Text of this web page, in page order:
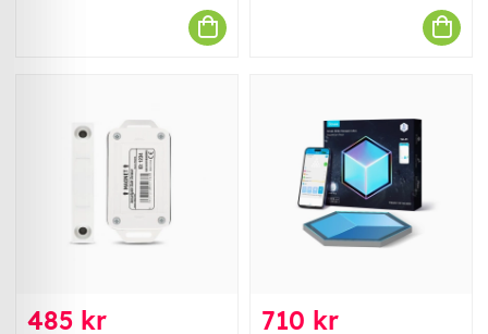
485 kr 710 kr